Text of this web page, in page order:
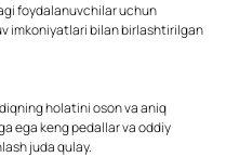
foydalanuvchilar uchun
imkoniyatlari bilan birlashtirilgan
holatini oson va aniq
ega keng pedallar va oddiy
juda qulay.